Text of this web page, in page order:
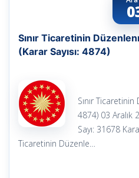
Sınır Ticaretinin
(Karar Sayısı: 4874)
Sınır Ticaretinin
4874) 03 Aralık
Sayı: 31678
Ticaretinin Düzenle…